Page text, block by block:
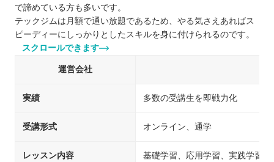
で諦めている方も多いです。
テックジムは月額で通い放題であるため、やる気さえあればス
ピーディーにしっかりとしたスキルを身に付けられるのです。
スクロールできます
運営会社
実績 多数の受講生を即戦力化
受講形式 オンライン、通学
レッスン内容 基礎学習、応用学習、実践学習